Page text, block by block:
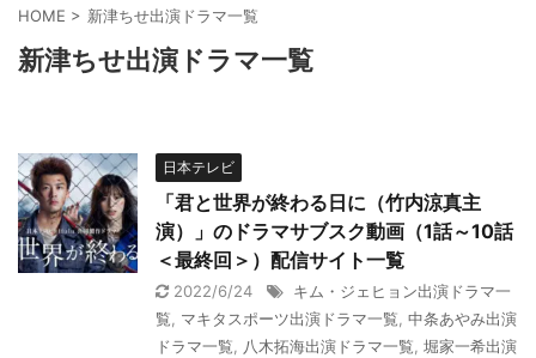
HOME > 新津ちせ出演ドラマ一覧
新津ちせ出演ドラマ一覧
日本テレビ
「君と世界が終わる日に（竹内涼真主
演）」のドラマサブスク動画（1話～10話
＜最終回＞）配信サイト一覧
2022/6/24
キム・ジェヒョン出演ドラマ一
覧
マキタスポーツ出演ドラマ一覧 中条あやみ出演
ドラマ一覧
八木拓海出演ドラマ一覧 堀家一希出演